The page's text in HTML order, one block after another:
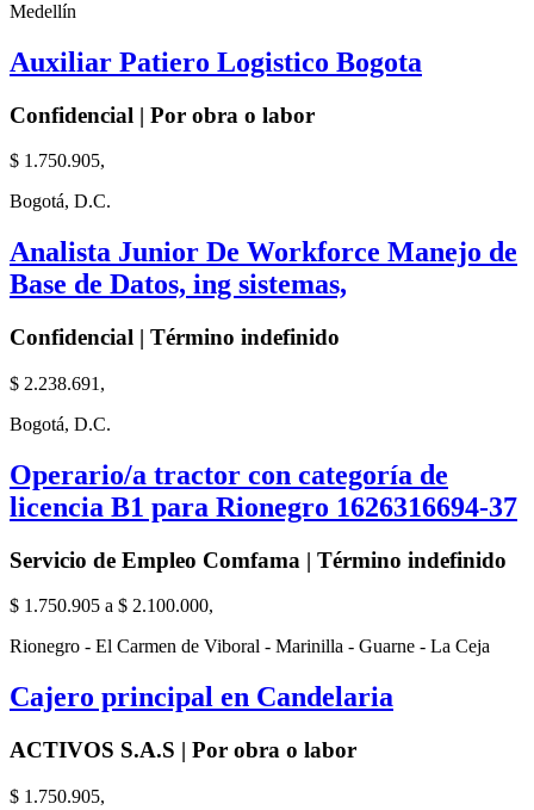
Medellín
Auxiliar Patiero Logistico Bogota
Confidencial | Por obra o labor
$ 1.750.905,
Bogotá, D.C.
Analista Junior De Workforce Manejo de
Base de Datos, ing sistemas,
Confidencial | Término indefinido
$ 2.238.691,
Bogotá, D.C.
Operario/a tractor con categoría de
licencia B1 para Rionegro 1626316694-37
Servicio de Empleo Comfama | Término indefinido
$ 1.750.905 a $ 2.100.000,
Rionegro - El Carmen de Viboral - Marinilla - Guarne - La Ceja
Cajero principal en Candelaria
ACTIVOS S.A.S | Por obra o labor
$ 1.750.905,